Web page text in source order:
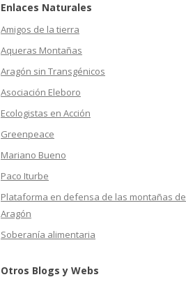
Enlaces Naturales
Amigos de la tierra
Aqueras Montañas
Aragón sin Transgénicos
Asociación Eleboro
Ecologistas en Acción
Greenpeace
Mariano Bueno
Paco Iturbe
Plataforma en defensa de las montañas de
Aragón
Soberanía alimentaria
Otros Blogs y Webs